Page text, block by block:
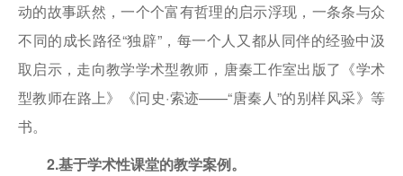
动的故事跃然，一个个富有哲理的启示浮现，一条条与众
不同的成长路径“独辟”，每一个人又都从同伴的经验中汲
取启示，走向教学学术型教师，唐秦工作室出版了《学术
型教师在路上》《问史·索迹——“唐秦人”的别样风采》等
书。
2.基于学术性课堂的教学案例。